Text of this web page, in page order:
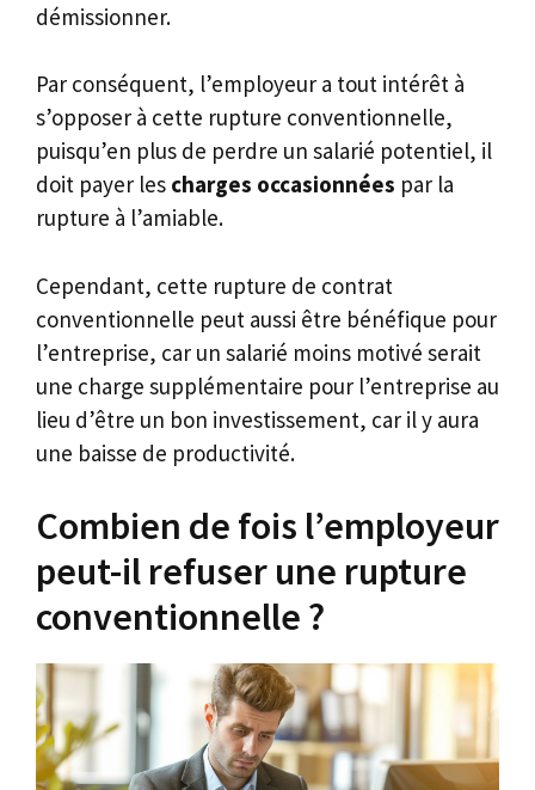
démissionner.
Par conséquent, l’employeur a tout intérêt à
s’opposer à cette rupture conventionnelle,
puisqu’en plus de perdre un salarié potentiel, il
doit payer les charges occasionnées par la
rupture à l’amiable.
Cependant, cette rupture de contrat
conventionnelle peut aussi être bénéfique pour
l’entreprise, car un salarié moins motivé serait
une charge supplémentaire pour l’entreprise au
lieu d’être un bon investissement, car il y aura
une baisse de productivité.
Combien de fois l’employeur
peut-il refuser une rupture
conventionnelle ?